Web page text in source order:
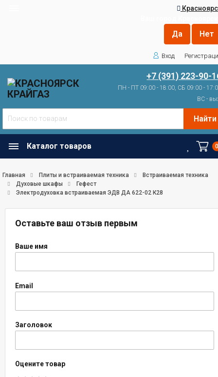
Вход
+7 (391) 223-90-
ПН - ПТ 09:00 - 18:00, СБ 09:00 -
ВС -
Найти
Каталог товаров
Главная Плиты и встраиваемая техника
Встраиваемая техника
Духовые шкафы
Гефест
Электродуховка встраиваемая ЭДВ ДА 622-02 К28
Оставьте ваш отзыв первым
Ваше имя
Email
Заголовок
Оцените товар